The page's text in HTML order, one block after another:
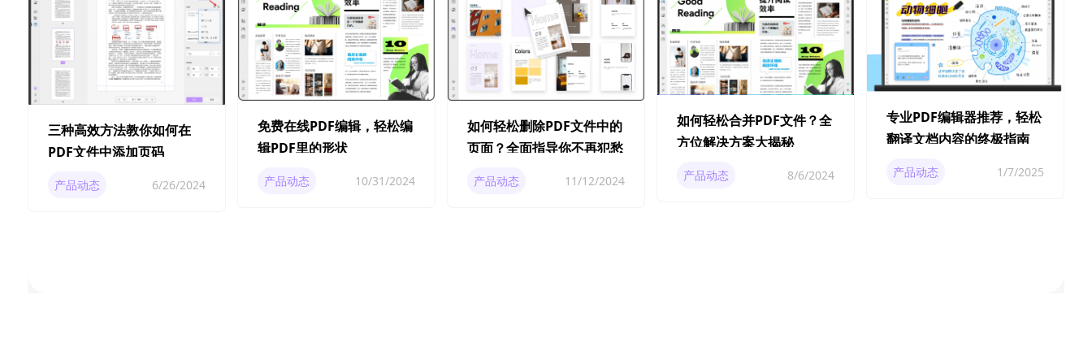
三种高效方法教你如何在
PDF文件中添加页码
产品动态 6/26/2024
免费在线PDF编辑，轻松编
辑PDF里的形状
产品动态 10/31/2024
如何轻松删除PDF文件中的
页面？全面指导你不再犯愁
产品动态 11/12/2024
如何轻松合并PDF文件？全
方位解决方案大揭秘
产品动态 8/6/2024
专业PDF编辑器推荐，轻松
翻译文档内容的终极指南
产品动态 1/7/2025